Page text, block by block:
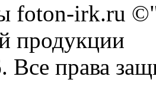
foton-irk.ru
продукции
Все права